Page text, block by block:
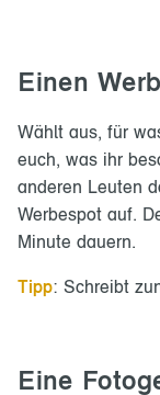
Einen
Wählt aus, für
euch, was ihr
anderen Leuten
Werbespot auf.
Minute dauern.
Tipp: Schreibt
Eine